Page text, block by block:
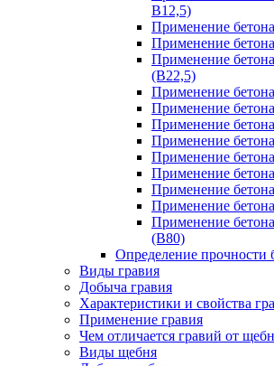
B12,5)
Применение
Применение
Применение
(В22,5)
Применение
Применение
Применение
Применение
Применение
Применение
Применение
Применение
Применение
(В80)
Определение прочности
Виды гравия
Добыча гравия
Характеристики и свойства
Применение гравия
Чем отличается гравий от
Виды щебня